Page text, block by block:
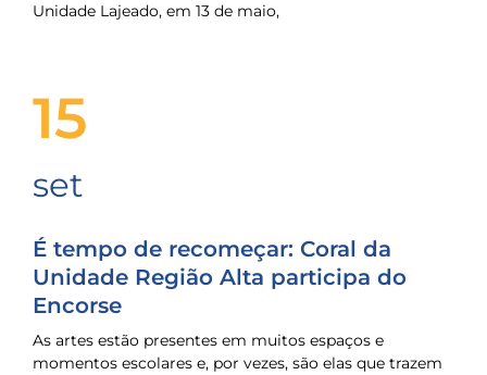
Unidade Lajeado, em 13 de maio,
15
set
É tempo de recomeçar: Coral da
Unidade Região Alta participa do
Encorse
As artes estão presentes em muitos espaços e
momentos escolares e, por vezes, são elas que trazem